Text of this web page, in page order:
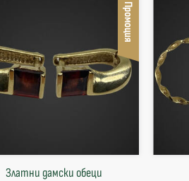
Промоция
Златни дамски обеци